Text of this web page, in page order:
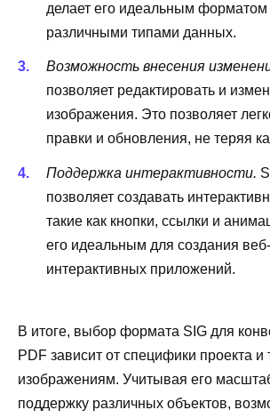
делает его идеальным
различными типами данных.
Возможность внесения
позволяет редактировать и
изображения. Это позволяет
правки и обновления, не теряя
Поддержка интерактивности.
позволяет создавать
такие как кнопки, ссылки и
его идеальным для создания
интерактивных приложений.
В итоге, выбор формата SIG для
PDF зависит от специфики проекта и
изображениям. Учитывая его
поддержку различных объектов,